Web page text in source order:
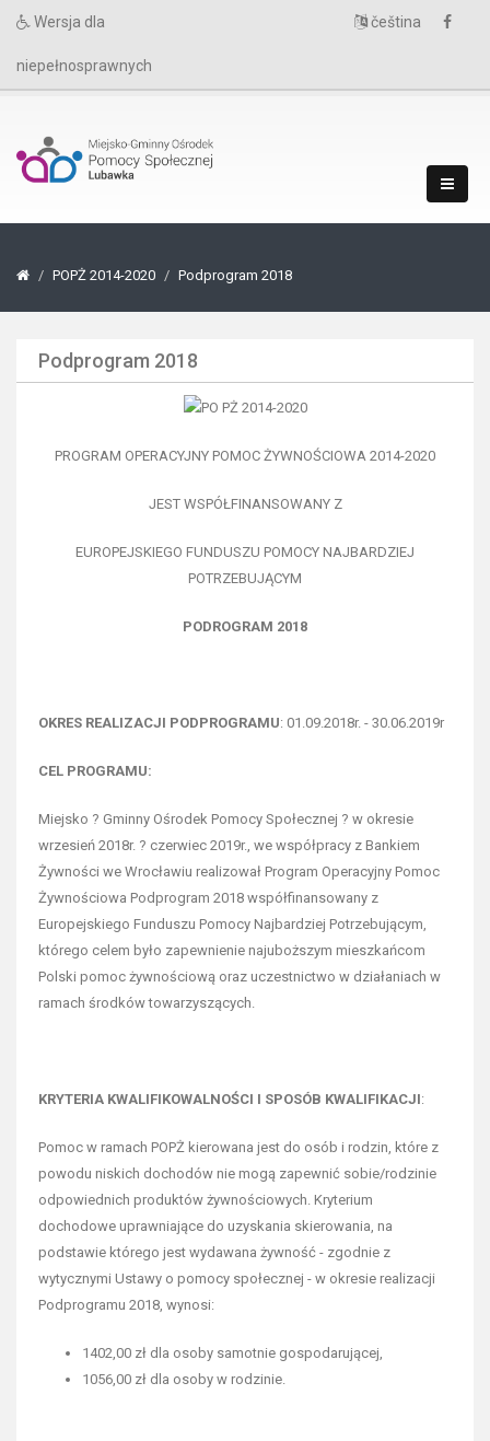
Wersja dla
niepełnosprawnych
čeština
POPŻ 2014-2020 Podprogram 2018
Podprogram 2018
PROGRAM OPERACYJNY POMOC ŻYWNOŚCIOWA 2014-2020
JEST WSPÓŁFINANSOWANY Z
EUROPEJSKIEGO FUNDUSZU POMOCY NAJBARDZIEJ
POTRZEBUJĄCYM
PODROGRAM 2018
OKRES REALIZACJI PODPROGRAMU: 01.09.2018r. - 30.06.2019r
CEL PROGRAMU:
Miejsko ? Gminny Ośrodek Pomocy Społecznej ? w okresie
wrzesień 2018r. ? czerwiec 2019r., we współpracy z Bankiem
Żywności we Wrocławiu realizował Program Operacyjny Pomoc
Żywnościowa Podprogram 2018 współfinansowany z
Europejskiego Funduszu Pomocy Najbardziej Potrzebującym,
którego celem było zapewnienie najuboższym mieszkańcom
Polski pomoc żywnościową oraz uczestnictwo w działaniach w
ramach środków towarzyszących.
KRYTERIA KWALIFIKOWALNOŚCI I SPOSÓB KWALIFIKACJI:
Pomoc w ramach POPŻ kierowana jest do osób i rodzin, które z
powodu niskich dochodów nie mogą zapewnić sobie/rodzinie
odpowiednich produktów żywnościowych. Kryterium
dochodowe uprawniające do uzyskania skierowania, na
podstawie którego jest wydawana żywność - zgodnie z
wytycznymi Ustawy o pomocy społecznej - w okresie realizacji
Podprogramu 2018, wynosi:
1402,00 zł dla osoby samotnie gospodarującej,
1056,00 zł dla osoby w rodzinie.